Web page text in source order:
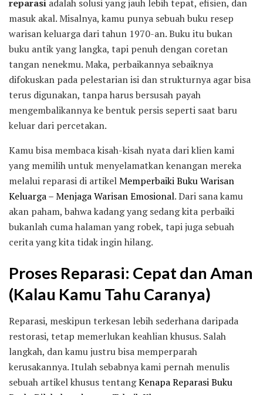
reparasi adalah solusi yang jauh lebih tepat, efisien, dan
masuk akal. Misalnya, kamu punya sebuah buku resep
warisan keluarga dari tahun 1970-an. Buku itu bukan
buku antik yang langka, tapi penuh dengan coretan
tangan nenekmu. Maka, perbaikannya sebaiknya
difokuskan pada pelestarian isi dan strukturnya agar bisa
terus digunakan, tanpa harus bersusah payah
mengembalikannya ke bentuk persis seperti saat baru
keluar dari percetakan.
Kamu bisa membaca kisah-kisah nyata dari klien kami
yang memilih untuk menyelamatkan kenangan mereka
melalui reparasi di artikelMemperbaiki Buku Warisan
Keluarga – Menjaga Warisan Emosional. Dari sana kamu
akan paham, bahwa kadang yang sedang kita perbaiki
bukanlah cuma halaman yang robek, tapi juga sebuah
cerita yang kita tidak ingin hilang.
Proses Reparasi: Cepat dan Aman
(Kalau Kamu Tahu Caranya)
Reparasi, meskipun terkesan lebih sederhana daripada
restorasi, tetap memerlukan keahlian khusus. Salah
langkah, dan kamu justru bisa memperparah
kerusakannya. Itulah sebabnya kami pernah menulis
sebuah artikel khusus tentangKenapa Reparasi Buku